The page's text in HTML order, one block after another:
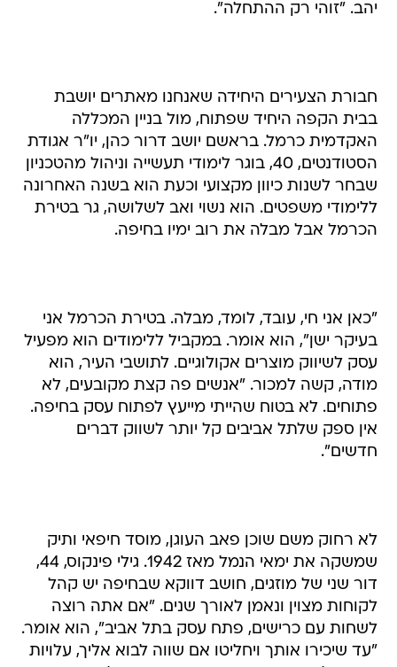
יהב. "זוהי רק ההתחלה".
חבורת הצעירים היחידה שאנחנו מאתרים יושבת
בבית הקפה היחיד שפתוח, מול בניין המכללה
האקדמית כרמל. בראשם יושב דרור כהן, יו"ר אגודת
הסטודנטים, 40, בוגר לימודי תעשייה וניהול מהטכניון
שבחר לשנות כיוון מקצועי וכעת הוא בשנה האחרונה
ללימודי משפטים. הוא נשוי ואב לשלושה, גר בטירת
הכרמל אבל מבלה את רוב ימיו בחיפה.
"כאן אני חי, עובד, לומד, מבלה. בטירת הכרמל אני
בעיקר ישן", הוא אומר. במקביל ללימודים הוא מפעיל
עסק לשיווק מוצרים אקולוגיים. לתושבי העיר, הוא
מודה, קשה למכור. "אנשים פה קצת מקובעים, לא
פתוחים. לא בטוח שהייתי מייעץ לפתוח עסק בחיפה.
אין ספק שלתל אביבים קל יותר לשווק דברים
חדשים".
לא רחוק משם שוכן פאב העוגן, מוסד חיפאי ותיק
שמשקה את ימאי הנמל מאז 1942. גילי פינקוס, 44,
דור שני של מוזגים, חושב דווקא שבחיפה יש קהל
לקוחות מצוין ונאמן לאורך שנים. "אם אתה רוצה
לשחות עם כרישים, פתח עסק בתל אביב", הוא אומר.
"עד שיכירו אותך ויחליטו אם שווה לבוא אליך, עלויות